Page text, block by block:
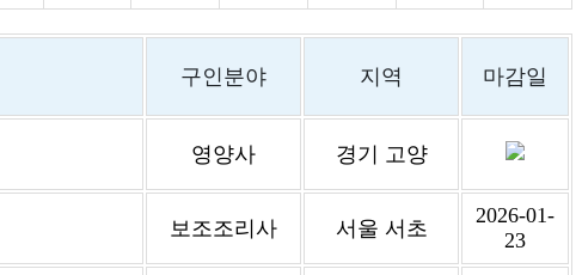
구인분야 지역 마감일
영양사 경기 고양
보조조리사 서울 서초
2026-01-
23